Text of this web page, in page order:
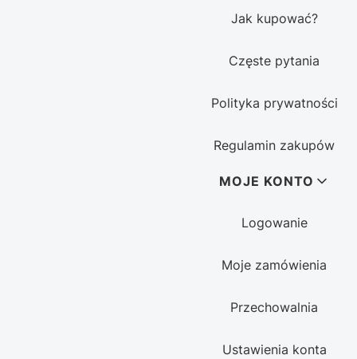
Jak kupować?
Częste pytania
Polityka prywatności
Regulamin zakupów
MOJE KONTO
Logowanie
Moje zamówienia
Przechowalnia
Ustawienia konta